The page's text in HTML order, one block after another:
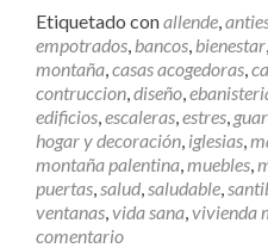
Etiquetado conallende,
empotrados, bancos, bienestar,
montaña,casas acogedoras,
contruccion,diseño,
edificios,escaleras,estres,
hogar y decoración, iglesias,
montaña palentina,muebles,
puertas,salud,saludable,
ventanas,vida sana,vivienda
comentario